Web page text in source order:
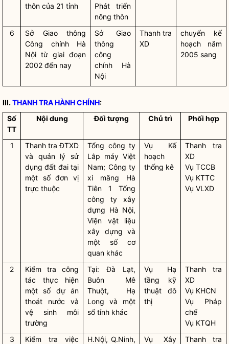
thôn của 21 tỉnh
Phát triển
nông thôn
6
Sở Giao thông
Công chính Hà
Nội từ giai đoạn
2002 đến nay
Sở Giao
thông
công
chính Hà
Nội
Thanh tra
XD
chuyển kế
hoạch năm
2005 sang
III.THANH TRA HÀNH CHÍNH:
Số
TT
Nội dung Đối tượng Chủ trì Phối hợp
1
Thanh tra ĐTXD
và quản lý sử
dụng đất đai tại
một số đơn vị
trực thuộc
Tổng công ty
Lắp máy Việt
Nam; Công ty
xi măng Hà
Tiên 1 Tổng
công ty xây
dựng Hà Nội,
Viện vật liệu
xây dựng và
một số cơ
quan khác
Vụ Kế
hoạch
thống kê
Thanh tra
XD
Vụ TCCB
Vụ KTTC
Vụ VLXD
2 Kiểm tracông
tác thực hiện
một số dự án
thoát nước và
vệ sinh môi
trường
Tại: Đà Lạt,
Buôn Mê
Thuột, Hạ
Long và một
số tỉnh khác
Vụ Hạ
tầng kỹ
thuật đô
thị
Thanh tra
XD
Vụ KHCN
Vụ Pháp
chế
Vụ KTQH
3
Kiểm tra việc
H.Nội, Q.Ninh,
Vụ Xây
Thanh tra